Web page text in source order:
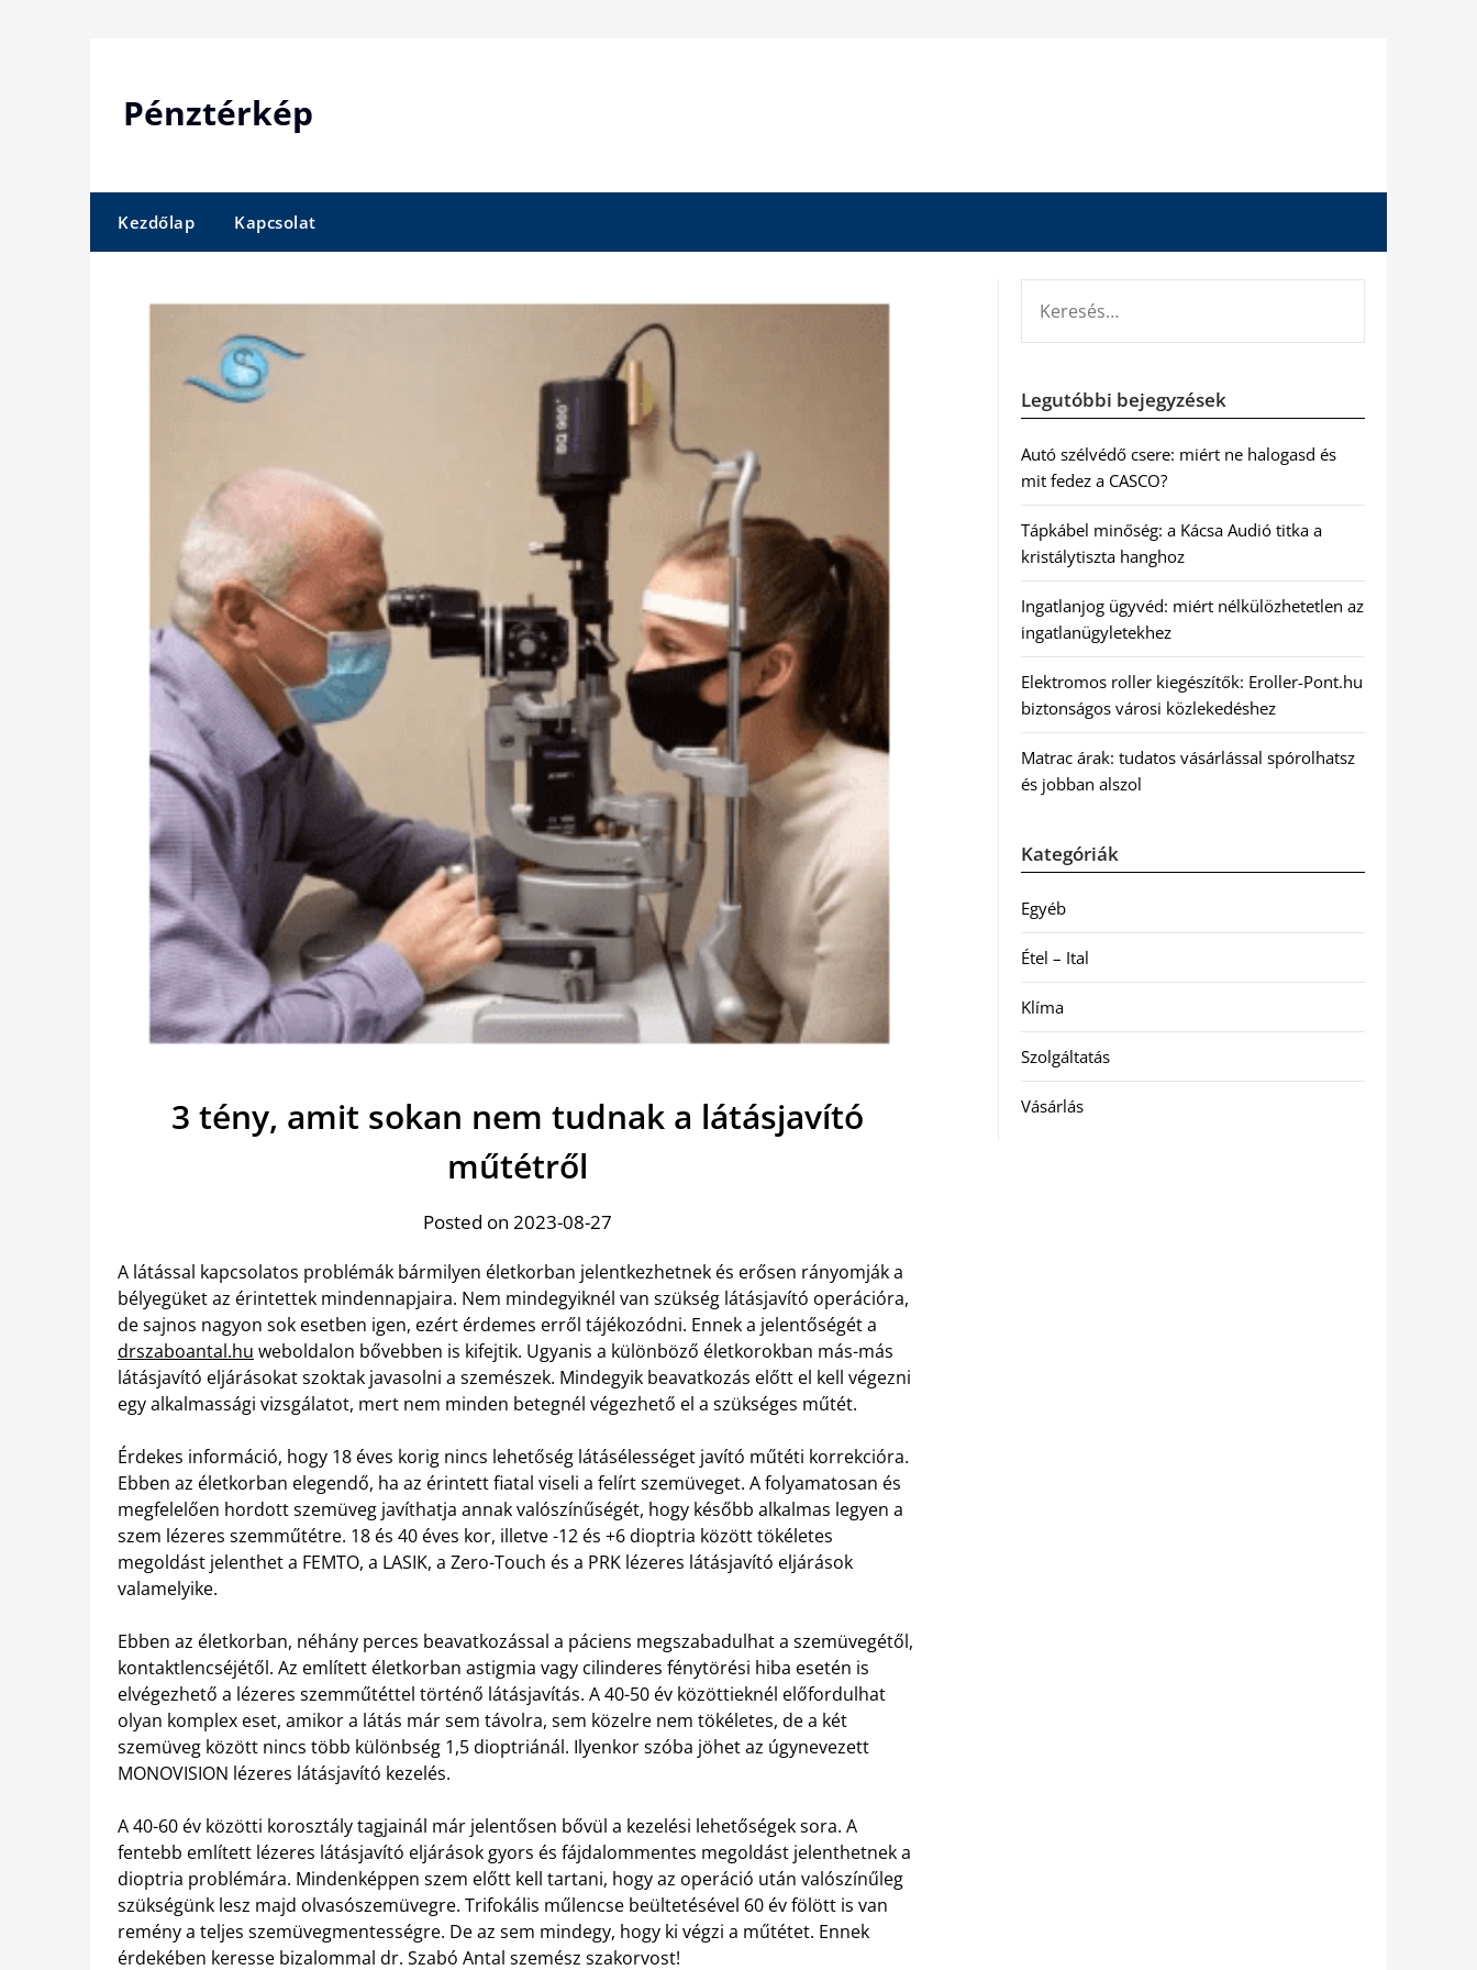
Pénztérkép
Kezdőlap Kapcsolat
3 tény, amit sokan nem tudnak a látásjavító
műtétről
Posted on 2023-08-27
A látással kapcsolatos problémák bármilyen életkorban jelentkezhetnek és erősen rányomják a
bélyegüket az érintettek mindennapjaira. Nem mindegyiknél van szükség látásjavító operációra,
de sajnos nagyon sok esetben igen, ezért érdemes erről tájékozódni. Ennek a jelentőségét a
drszaboantal.hu weboldalon bővebben is kifejtik. Ugyanis a különböző életkorokban más-más
látásjavító eljárásokat szoktak javasolni a szemészek. Mindegyik beavatkozás előtt el kell végezni
egy alkalmassági vizsgálatot, mert nem minden betegnél végezhető el a szükséges műtét.
Érdekes információ, hogy 18 éves korig nincs lehetőség látásélességet javító műtéti korrekcióra.
Ebben az életkorban elegendő, ha az érintett fiatal viseli a felírt szemüveget. A folyamatosan és
megfelelően hordott szemüveg javíthatja annak valószínűségét, hogy később alkalmas legyen a
szem lézeres szemműtétre. 18 és 40 éves kor, illetve -12 és +6 dioptria között tökéletes
megoldást jelenthet a FEMTO, a LASIK, a Zero-Touch és a PRK lézeres látásjavító eljárások
valamelyike.
Ebben az életkorban, néhány perces beavatkozással a páciens megszabadulhat a szemüvegétől,
kontaktlencséjétől. Az említett életkorban astigmia vagy cilinderes fénytörési hiba esetén is
elvégezhető a lézeres szemműtéttel történő látásjavítás. A 40-50 év közöttieknél előfordulhat
olyan komplex eset, amikor a látás már sem távolra, sem közelre nem tökéletes, de a két
szemüveg között nincs több különbség 1,5 dioptriánál. Ilyenkor szóba jöhet az úgynevezett
MONOVISION lézeres látásjavító kezelés.
A 40-60 év közötti korosztály tagjainál már jelentősen bővül a kezelési lehetőségek sora. A
fentebb említett lézeres látásjavító eljárások gyors és fájdalommentes megoldást jelenthetnek a
dioptria problémára. Mindenképpen szem előtt kell tartani, hogy az operáció után valószínűleg
szükségünk lesz majd olvasószemüvegre. Trifokális műlencse beültetésével 60 év fölött is van
remény a teljes szemüvegmentességre. De az sem mindegy, hogy ki végzi a műtétet. Ennek
érdekében keresse bizalommal dr. Szabó Antal szemész szakorvost!
Legutóbbi bejegyzések
Autó szélvédő csere: miért ne halogasd és
mit fedez a CASCO?
Tápkábel minőség: a Kácsa Audió titka a
kristálytiszta hanghoz
Ingatlanjog ügyvéd: miért nélkülözhetetlen az
ingatlanügyletekhez
Elektromos roller kiegészítők: Eroller-Pont.hu
biztonságos városi közlekedéshez
Matrac árak: tudatos vásárlással spórolhatsz
és jobban alszol
Kategóriák
Egyéb
Étel – Ital
Klíma
Szolgáltatás
Vásárlás